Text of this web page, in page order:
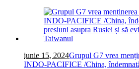
iunie 15, 2024Grupul G7 vrea
INDO-PACIFICE /China,